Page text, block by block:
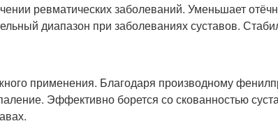
ревматических заболеваний. Уменьшает
диапазон при заболеваниях суставов.
применения. Благодаря производному
Эффективно борется со скованностью